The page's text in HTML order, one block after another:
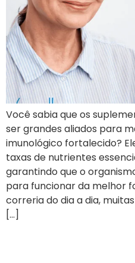
Você sabia que os
ser grandes aliados para
imunológico fortalecido?
taxas de nutrientes
garantindo que o
para funcionar da melhor
correria do dia a dia,
[…]